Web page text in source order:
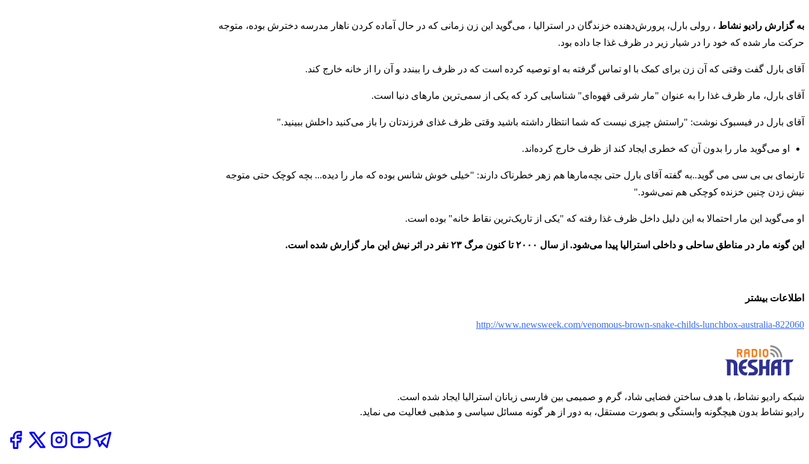
به گزارش رادیو نشاط ، رولی بارل، پرورش‌دهنده خزندگان در استرالیا ، می‌گوید این زن زمانی که در حال آماده کردن ناهار مدرسه دخترش بوده، متوجه
حرکت مار شده که خود را در شیار زیر در ظرف غذا جا داده بود.
آقای بارل گفت وقتی که آن زن برای کمک با او تماس گرفته به او توصیه کرده است که در ظرف را ببندد و آن را از خانه خارج کند.
آقای بارل، مار ظرف غذا را به عنوان "مار شرقی قهوه‌ای" شناسایی کرد که یکی از سمی‌ترین مارهای دنیا است.
آقای بارل در فیسبوک نوشت: "راستش چیزی نیست که شما انتظار داشته باشید وقتی ظرف غذای فرزندتان را باز می‌کنید داخلش ببینید."
او می‌گوید مار را بدون آن که خطری ایجاد کند از ظرف خارج کرده‌اند.
تارنمای بی بی سی می گوید..به گفته آقای بارل حتی بچه‌مارها هم زهر خطرناک دارند: "خیلی خوش شانس بوده که مار را دیده... بچه کوچک حتی متوجه
نیش زدن چنین خزنده کوچکی هم نمی‌شود."
او می‌گوید این مار احتمالا به این دلیل داخل ظرف غذا رفته که "یکی از تاریک‌ترین نقاط خانه" بوده است.
این گونه مار در مناطق ساحلی و داخلی استرالیا پیدا می‌شود. از سال ۲۰۰۰ تا کنون مرگ ۲۳ نفر در اثر نیش این مار گزارش شده است.
اطلاعات بیشتر
http://www.newsweek.com/venomous-brown-snake-childs-lunchbox-australia-822060
شبکه رادیو نشاط، با هدف ساختن فضایی شاد، گرم و صمیمی بین فارسی زبانان استرالیا ایجاد شده است.
رادیو نشاط بدون هیچگونه وابستگی و بصورت مستقل، به دور از هر گونه مسائل سیاسی و مذهبی فعالیت می نماید.